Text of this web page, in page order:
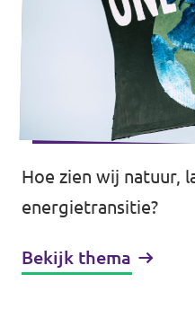
Hoe zien wij natuur,
energietransitie?
Bekijk thema